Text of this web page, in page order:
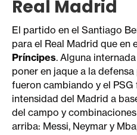
Real Madrid
El partido en el Santiago
para el Real Madrid que en
Príncipes. Alguna
poner en jaque a la
fueron cambiando y el
intensidad del Madrid a
del campo y
arriba: Messi, Neymar y